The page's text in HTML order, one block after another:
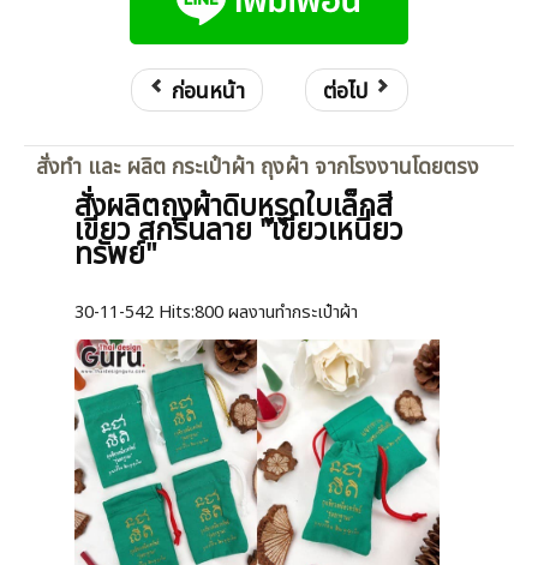
ก่อนหน้า ต่อไป
สั่งทำ และ ผลิต กระเป๋าผ้า ถุงผ้า จากโรงงานโดยตรง
สั่งผลิตถุงผ้าดิบหูรูดใบเล็กสี
เขียว สกรีนลาย "เขียวเหนี่ยว
ทรัพย์"
30-11-542 Hits:800 ผลงานทำกระเป๋าผ้า